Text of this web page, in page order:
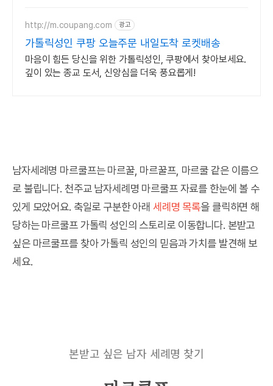
http://m.coupang.com 광고
가톨릭성인 쿠팡 오늘주문 내일도착 로켓배송
마음이 힘든 당신을 위한 가톨릭성인, 쿠팡에서 찾아보세요.
깊이 있는 종교 도서, 신앙심을 더욱 풍요롭게!
남자세례명 마르쿨프는 마르꿀, 마르꿀프, 마르쿨 같은 이름으
로 불립니다. 천주교 남자세례명 마르쿨프 자료를 한눈에 볼 수
있게 모았어요. 축일로 구분한 아래세례명 목록을 클릭하면 해
당하는 마르쿨프 가톨릭 성인의 스토리로 이동합니다. 본받고
싶은 마르쿨프를 찾아 가톨릭 성인의 믿음과 가치를 발견해 보
세요.
본받고 싶은 남자 세례명 찾기